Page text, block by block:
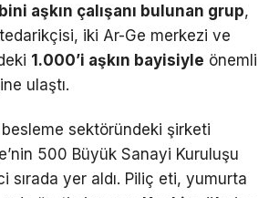
aşkın çalışanı bulunan grup,
iki Ar-Ge merkezi ve
1.000’i aşkın bayisiyle önemli
ulaştı.
sektöründeki şirketi
500 Büyük Sanayi Kuruluşu
sırada yer aldı. Piliç eti, yumurta